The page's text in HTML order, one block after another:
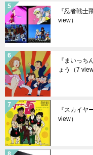
『忍者戦士
view）
『まいっち
ょう
（7 view
『スカイヤ
view）